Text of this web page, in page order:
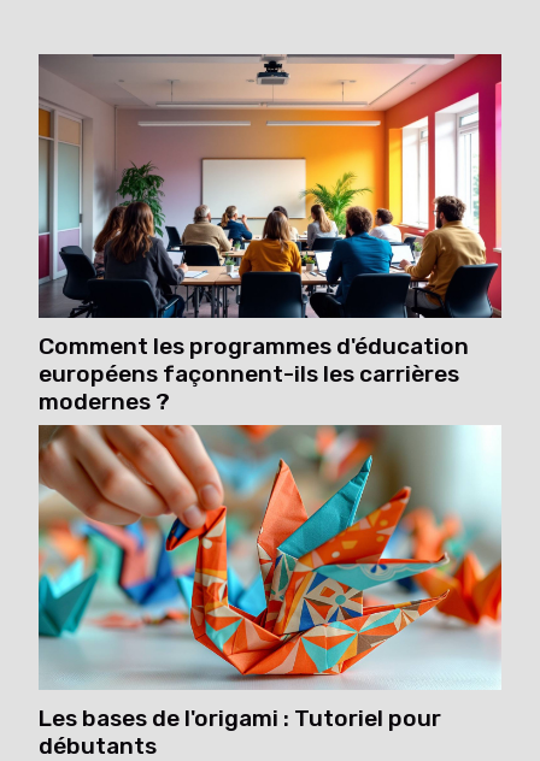
Comment les programmes d'éducation
européens façonnent-ils les carrières
modernes ?
Les bases de l'origami : Tutoriel pour
débutants